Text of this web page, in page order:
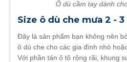
Ô dù cầm tay dành
Size ô dù che mưa 2 -
Đây là sản phẩm bạn không nên
ô dù che cho các gia đình nhỏ
Với phần tán ô tô rộng rãi, khung